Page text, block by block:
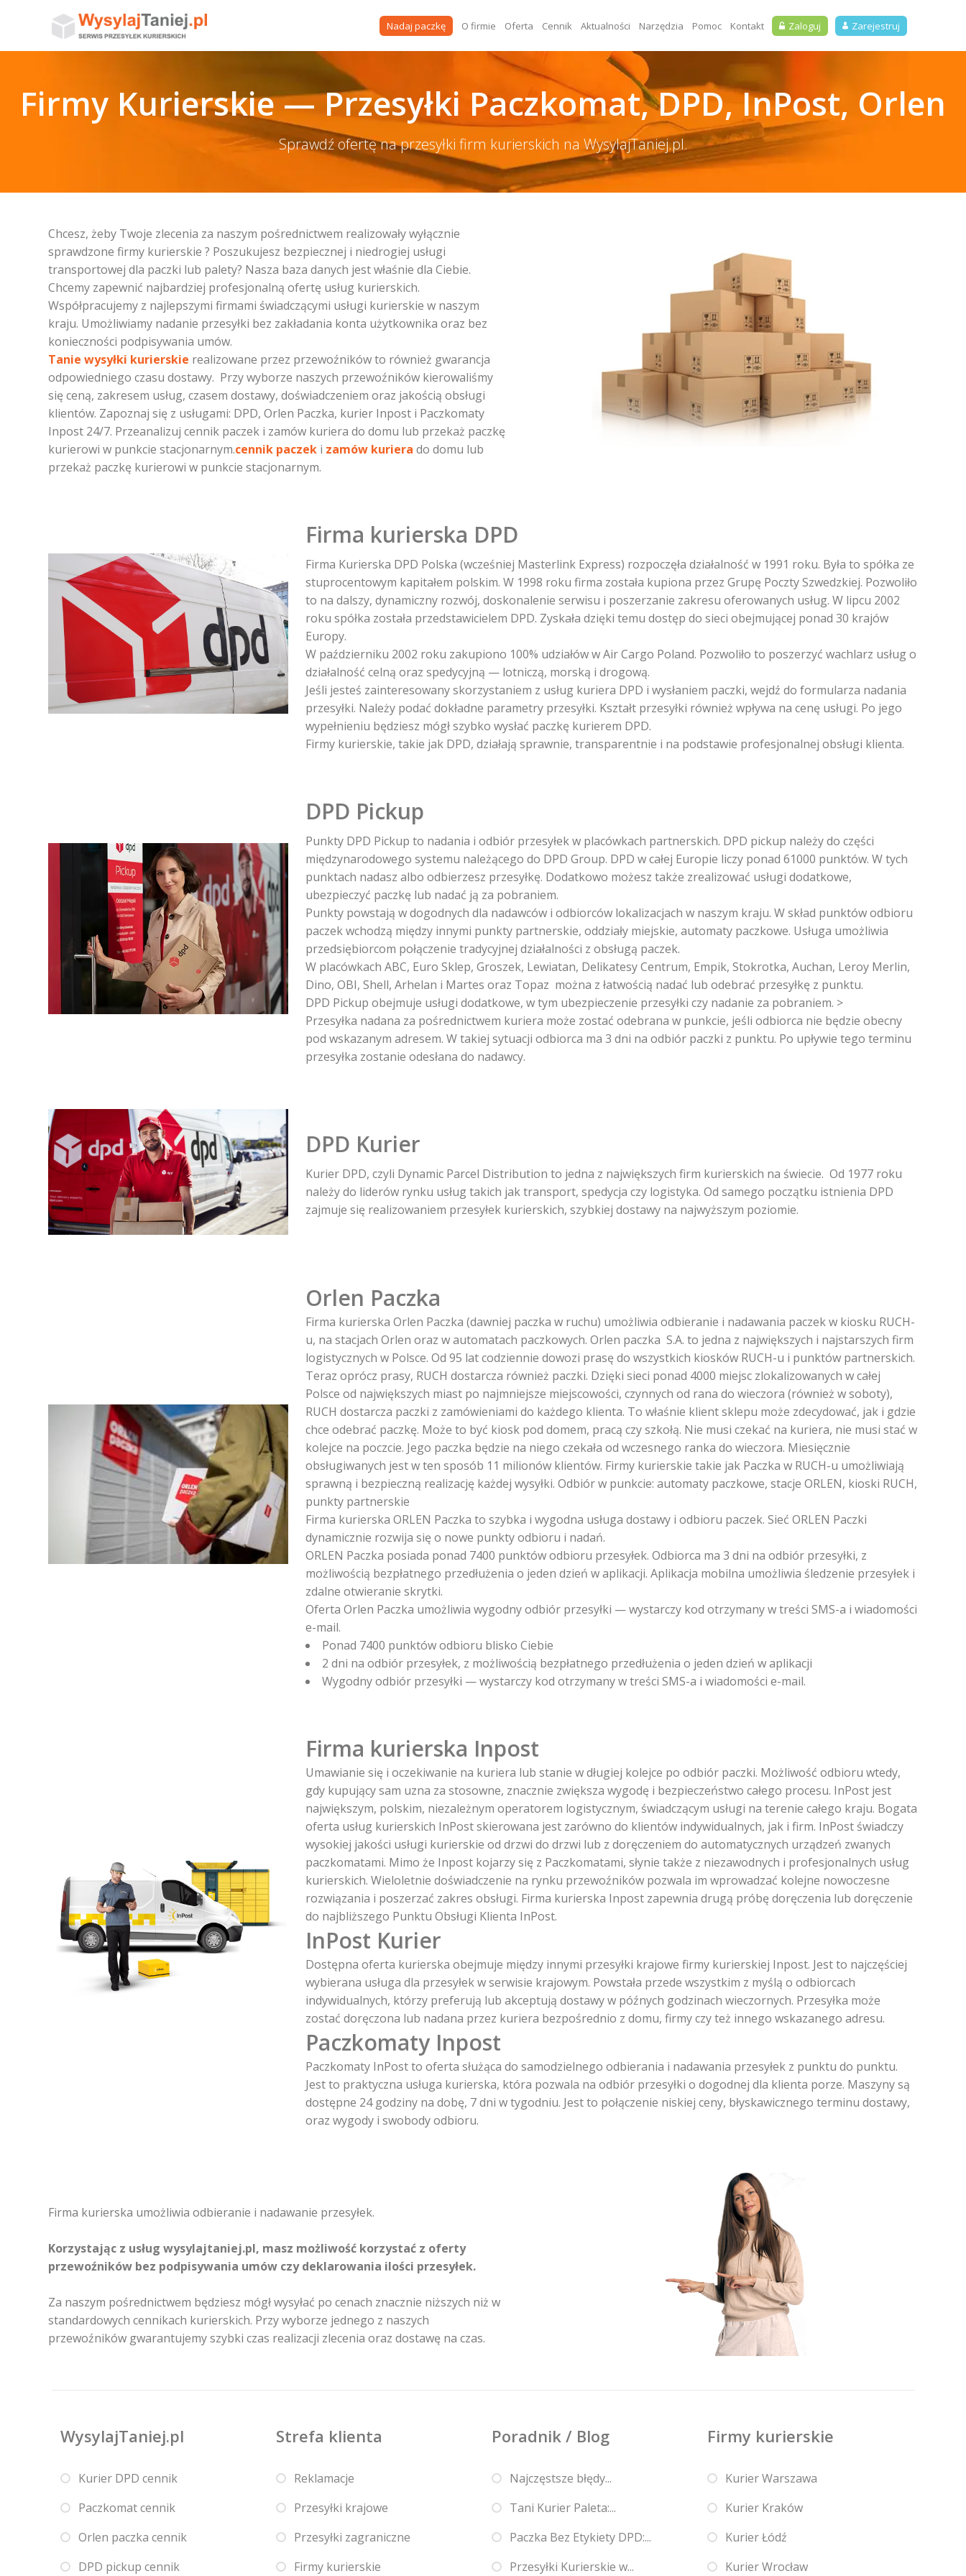
Zaloguj Zarejestruj
Nadaj paczkę O firmie Oferta Cennik Aktualności Narzędzia Pomoc Kontakt
Firmy Kurierskie — Przesyłki Paczkomat, DPD, InPost, Orlen
Sprawdź ofertę na przesyłki firm kurierskich na WysylajTaniej.pl.
Chcesz, żeby Twoje zlecenia za naszym pośrednictwem realizowały wyłącznie
sprawdzone firmy kurierskie ? Poszukujesz bezpiecznej i niedrogiej usługi
transportowej dla paczki lub palety? Nasza baza danych jest właśnie dla Ciebie.
Chcemy zapewnić najbardziej profesjonalną ofertę usług kurierskich.
Współpracujemy z najlepszymi firmami świadczącymi usługi kurierskie w naszym
kraju. Umożliwiamy nadanie przesyłki bez zakładania konta użytkownika oraz bez
konieczności podpisywania umów.
Tanie wysyłki kurierskie realizowane przez przewoźników to również gwarancja
odpowiedniego czasu dostawy. Przy wyborze naszych przewoźników kierowaliśmy
się ceną, zakresem usług, czasem dostawy, doświadczeniem oraz jakością obsługi
klientów. Zapoznaj się z usługami: DPD, Orlen Paczka, kurier Inpost i Paczkomaty
Inpost 24/7. Przeanalizuj cennik paczek i zamów kuriera do domu lub przekaż paczkę
kurierowi w punkcie stacjonarnym.cennik paczek i zamów kuriera do domu lub
przekaż paczkę kurierowi w punkcie stacjonarnym.
Firma kurierska DPD
Firma Kurierska DPD Polska (wcześniej Masterlink Express) rozpoczęła działalność w 1991 roku. Była to spółka ze
stuprocentowym kapitałem polskim. W 1998 roku firma została kupiona przez Grupę Poczty Szwedzkiej. Pozwoliło
to na dalszy, dynamiczny rozwój, doskonalenie serwisu i poszerzanie zakresu oferowanych usług. W lipcu 2002
roku spółka została przedstawicielem DPD. Zyskała dzięki temu dostęp do sieci obejmującej ponad 30 krajów
Europy.
W październiku 2002 roku zakupiono 100% udziałów w Air Cargo Poland. Pozwoliło to poszerzyć wachlarz usług o
działalność celną oraz spedycyjną — lotniczą, morską i drogową.
Jeśli jesteś zainteresowany skorzystaniem z usług kuriera DPD i wysłaniem paczki, wejdź do formularza nadania
przesyłki. Należy podać dokładne parametry przesyłki. Kształt przesyłki również wpływa na cenę usługi. Po jego
wypełnieniu będziesz mógł szybko wysłać paczkę kurierem DPD.
Firmy kurierskie, takie jak DPD, działają sprawnie, transparentnie i na podstawie profesjonalnej obsługi klienta.
DPD Pickup
Punkty DPD Pickup to nadania i odbiór przesyłek w placówkach partnerskich. DPD pickup należy do części
międzynarodowego systemu należącego do DPD Group. DPD w całej Europie liczy ponad 61000 punktów. W tych
punktach nadasz albo odbierzesz przesyłkę. Dodatkowo możesz także zrealizować usługi dodatkowe,
ubezpieczyć paczkę lub nadać ją za pobraniem.
Punkty powstają w dogodnych dla nadawców i odbiorców lokalizacjach w naszym kraju. W skład punktów odbioru
paczek wchodzą między innymi punkty partnerskie, oddziały miejskie, automaty paczkowe. Usługa umożliwia
przedsiębiorcom połączenie tradycyjnej działalności z obsługą paczek.
W placówkach ABC, Euro Sklep, Groszek, Lewiatan, Delikatesy Centrum, Empik, Stokrotka, Auchan, Leroy Merlin,
Dino, OBI, Shell, Arhelan i Martes oraz Topaz można z łatwością nadać lub odebrać przesyłkę z punktu.
DPD Pickup obejmuje usługi dodatkowe, w tym ubezpieczenie przesyłki czy nadanie za pobraniem. >
Przesyłka nadana za pośrednictwem kuriera może zostać odebrana w punkcie, jeśli odbiorca nie będzie obecny
pod wskazanym adresem. W takiej sytuacji odbiorca ma 3 dni na odbiór paczki z punktu. Po upływie tego terminu
przesyłka zostanie odesłana do nadawcy.
DPD Kurier
Kurier DPD, czyli Dynamic Parcel Distribution to jedna z największych firm kurierskich na świecie. Od 1977 roku
należy do liderów rynku usług takich jak transport, spedycja czy logistyka. Od samego początku istnienia DPD
zajmuje się realizowaniem przesyłek kurierskich, szybkiej dostawy na najwyższym poziomie.
Orlen Paczka
Firma kurierska Orlen Paczka (dawniej paczka w ruchu) umożliwia odbieranie i nadawania paczek w kiosku RUCH-
u, na stacjach Orlen oraz w automatach paczkowych. Orlen paczka S.A. to jedna z największych i najstarszych firm
logistycznych w Polsce. Od 95 lat codziennie dowozi prasę do wszystkich kiosków RUCH-u i punktów partnerskich.
Teraz oprócz prasy, RUCH dostarcza również paczki. Dzięki sieci ponad 4000 miejsc zlokalizowanych w całej
Polsce od największych miast po najmniejsze miejscowości, czynnych od rana do wieczora (również w soboty),
RUCH dostarcza paczki z zamówieniami do każdego klienta. To właśnie klient sklepu może zdecydować, jak i gdzie
chce odebrać paczkę. Może to być kiosk pod domem, pracą czy szkołą. Nie musi czekać na kuriera, nie musi stać w
kolejce na poczcie. Jego paczka będzie na niego czekała od wczesnego ranka do wieczora. Miesięcznie
obsługiwanych jest w ten sposób 11 milionów klientów. Firmy kurierskie takie jak Paczka w RUCH-u umożliwiają
sprawną i bezpieczną realizację każdej wysyłki. Odbiór w punkcie: automaty paczkowe, stacje ORLEN, kioski RUCH,
punkty partnerskie
Firma kurierska ORLEN Paczka to szybka i wygodna usługa dostawy i odbioru paczek. Sieć ORLEN Paczki
dynamicznie rozwija się o nowe punkty odbioru i nadań.
ORLEN Paczka posiada ponad 7400 punktów odbioru przesyłek. Odbiorca ma 3 dni na odbiór przesyłki, z
możliwością bezpłatnego przedłużenia o jeden dzień w aplikacji. Aplikacja mobilna umożliwia śledzenie przesyłek i
zdalne otwieranie skrytki.
Oferta Orlen Paczka umożliwia wygodny odbiór przesyłki — wystarczy kod otrzymany w treści SMS-a i wiadomości
e-mail.
Ponad 7400 punktów odbioru blisko Ciebie
2 dni na odbiór przesyłek, z możliwością bezpłatnego przedłużenia o jeden dzień w aplikacji
Wygodny odbiór przesyłki — wystarczy kod otrzymany w treści SMS-a i wiadomości e-mail.
Firma kurierska Inpost
Umawianie się i oczekiwanie na kuriera lub stanie w długiej kolejce po odbiór paczki. Możliwość odbioru wtedy,
gdy kupujący sam uzna za stosowne, znacznie zwiększa wygodę i bezpieczeństwo całego procesu. InPost jest
największym, polskim, niezależnym operatorem logistycznym, świadczącym usługi na terenie całego kraju. Bogata
oferta usług kurierskich InPost skierowana jest zarówno do klientów indywidualnych, jak i firm. InPost świadczy
wysokiej jakości usługi kurierskie od drzwi do drzwi lub z doręczeniem do automatycznych urządzeń zwanych
paczkomatami. Mimo że Inpost kojarzy się z Paczkomatami, słynie także z niezawodnych i profesjonalnych usług
kurierskich. Wieloletnie doświadczenie na rynku przewoźników pozwala im wprowadzać kolejne nowoczesne
rozwiązania i poszerzać zakres obsługi. Firma kurierska Inpost zapewnia drugą próbę doręczenia lub doręczenie
do najbliższego Punktu Obsługi Klienta InPost.
InPost Kurier
Dostępna oferta kurierska obejmuje między innymi przesyłki krajowe firmy kurierskiej Inpost. Jest to najczęściej
wybierana usługa dla przesyłek w serwisie krajowym. Powstała przede wszystkim z myślą o odbiorcach
indywidualnych, którzy preferują lub akceptują dostawy w późnych godzinach wieczornych. Przesyłka może
zostać doręczona lub nadana przez kuriera bezpośrednio z domu, firmy czy też innego wskazanego adresu.
Paczkomaty Inpost
Paczkomaty InPost to oferta służąca do samodzielnego odbierania i nadawania przesyłek z punktu do punktu.
Jest to praktyczna usługa kurierska, która pozwala na odbiór przesyłki o dogodnej dla klienta porze. Maszyny są
dostępne 24 godziny na dobę, 7 dni w tygodniu. Jest to połączenie niskiej ceny, błyskawicznego terminu dostawy,
oraz wygody i swobody odbioru.
Firma kurierska umożliwia odbieranie i nadawanie przesyłek.
Korzystając z usług wysylajtaniej.pl, masz możliwość korzystać z oferty
przewoźników bez podpisywania umów czy deklarowania ilości przesyłek.
Za naszym pośrednictwem będziesz mógł wysyłać po cenach znacznie niższych niż w
standardowych cennikach kurierskich. Przy wyborze jednego z naszych
przewoźników gwarantujemy szybki czas realizacji zlecenia oraz dostawę na czas.
WysylajTaniej.pl
Kurier DPD cennik
Paczkomat cennik
Orlen paczka cennik
DPD pickup cennik
Strefa klienta
Reklamacje
Przesyłki krajowe
Przesyłki zagraniczne
Firmy kurierskie
Poradnik / Blog
Najczęstsze błędy...
Tani Kurier Paleta:...
Paczka Bez Etykiety DPD:...
Przesyłki Kurierskie w...
Firmy kurierskie
Kurier Warszawa
Kurier Kraków
Kurier Łódź
Kurier Wrocław